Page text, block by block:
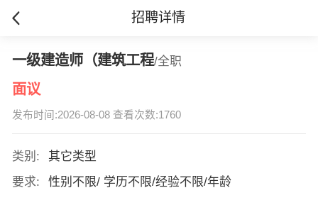
招聘详情
一级建造师（建筑工程/全职
面议
发布时间:2026-08-08 查看次数:1760
类别:
其它类型
要求:
性别不限/ 学历不限/经验不限/年龄